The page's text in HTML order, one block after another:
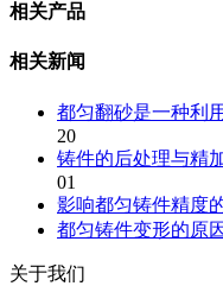
相关产品
相关新闻
都匀翻砂是一种利
20
铸件的后处理与精
01
影响都匀铸件精度
都匀铸件变形的原
关于我们